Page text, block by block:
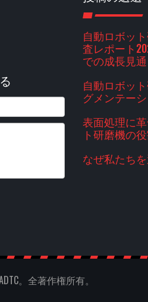
自動ロボッ
査レポート
での成長見
自動ロボッ
グメンテー
表面処理に
ト研磨機の
なぜ私たち
。全著作権所有。